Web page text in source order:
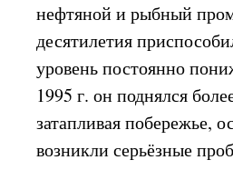
нефтяной и рыбный
десятилетия
уровень постоянно
1995 г. он поднялся
затапливая побережье,
возникли серьёзные